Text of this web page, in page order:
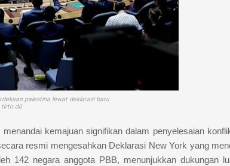
palestina lewat deklarasi baru
tirto.di)
kemajuan signifikan dalam penyelesaian
resmi mengesahkan Deklarasi New York yang
142 negara anggota PBB, menunjukkan dukungan